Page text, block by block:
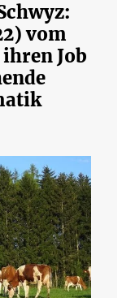
vom
Job